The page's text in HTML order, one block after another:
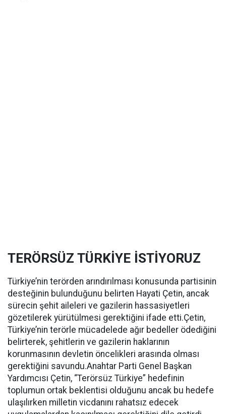
TERÖRSÜZ TÜRKİYE İSTİYORUZ
Türkiye’nin terörden arındırılması konusunda partisinin
desteğinin bulunduğunu belirten Hayati Çetin, ancak
sürecin şehit aileleri ve gazilerin hassasiyetleri
gözetilerek yürütülmesi gerektiğini ifade etti.Çetin,
Türkiye’nin terörle mücadelede ağır bedeller ödediğini
belirterek, şehitlerin ve gazilerin haklarının
korunmasının devletin öncelikleri arasında olması
gerektiğini savundu.Anahtar Parti Genel Başkan
Yardımcısı Çetin, “Terörsüz Türkiye” hedefinin
toplumun ortak beklentisi olduğunu ancak bu hedefe
ulaşılırken milletin vicdanını rahatsız edecek